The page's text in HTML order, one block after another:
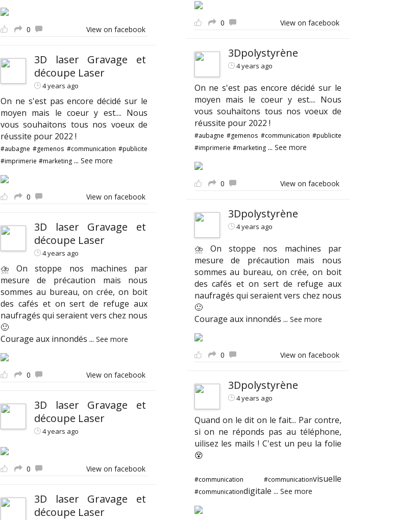
0 View on facebook
3D laser Gravage et
découpe Laser
4 years ago
On ne s'est pas encore décidé sur le
moyen mais le coeur y est.... Nous
vous souhaitons tous nos voeux de
réussite pour 2022 !
#aubagne #gemenos #communication #publicite
#imprimerie #marketing ... See more
0 View on facebook
3D laser Gravage et
découpe Laser
4 years ago
⛈ On stoppe nos machines par
mesure de précaution mais nous
sommes au bureau, on crée, on boit
des cafés et on sert de refuge aux
naufragés qui seraient vers chez nous
🙂
Courage aux innondés ... See more
0 View on facebook
3D laser Gravage et
découpe Laser
4 years ago
0 View on facebook
3D laser Gravage et
découpe Laser
0 View on facebook
3Dpolystyrène
4 years ago
On ne s'est pas encore décidé sur le
moyen mais le coeur y est.... Nous
vous souhaitons tous nos voeux de
réussite pour 2022 !
#aubagne #gemenos #communication #publicite
#imprimerie #marketing ... See more
0 View on facebook
3Dpolystyrène
4 years ago
⛈ On stoppe nos machines par
mesure de précaution mais nous
sommes au bureau, on crée, on boit
des cafés et on sert de refuge aux
naufragés qui seraient vers chez nous
🙂
Courage aux innondés ... See more
0 View on facebook
3Dpolystyrène
4 years ago
Quand on le dit on le fait... Par contre,
si on ne réponds pas au téléphone,
uilisez les mails ! C'est un peu la folie
😵
#communication #communicationvisuelle
#communicationdigitale ... See more